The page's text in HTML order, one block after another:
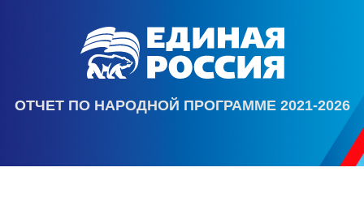
ОТЧЕТ ПО НАРОДНОЙ ПРОГРАММЕ 2021-2026